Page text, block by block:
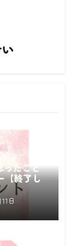
たこと
【終了し
日